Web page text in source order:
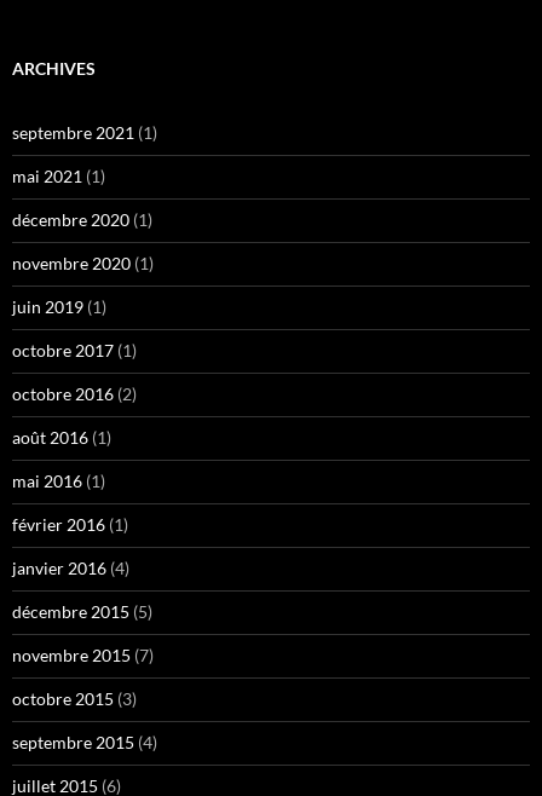
ARCHIVES
septembre 2021 (1)
mai 2021 (1)
décembre 2020 (1)
novembre 2020 (1)
juin 2019 (1)
octobre 2017 (1)
octobre 2016 (2)
août 2016 (1)
mai 2016 (1)
février 2016 (1)
janvier 2016 (4)
décembre 2015 (5)
novembre 2015 (7)
octobre 2015 (3)
septembre 2015 (4)
juillet 2015 (6)